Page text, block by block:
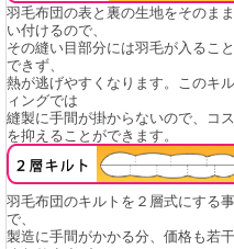
羽毛布団の表と裏の生地をそのま
い付けるので、
その縫い目部分には羽毛が入るこ
できず、
熱が逃げやすくなります。このキ
ィングでは
縫製に手間が掛からないので、コ
を抑えることができます。
羽毛布団のキルトを２層式にする事
で、
製造に手間がかかる分、価格も若